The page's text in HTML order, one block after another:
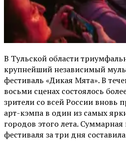
В Тульской области
крупнейший независимый
фестиваль «Дикая Мята». В
восьми сценах состоялось
зрители со всей России вновь
арт-кэмпа в один из самых
городов этого лета.
фестиваля за три дня